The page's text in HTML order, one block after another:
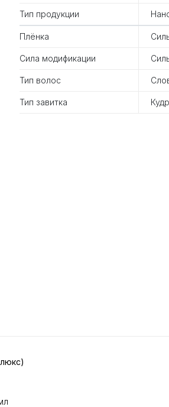
Тип продукции
Плёнка
Сила модификации
Тип волос
Тип завитка